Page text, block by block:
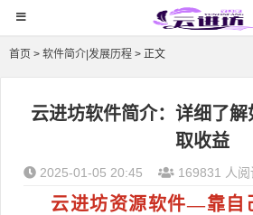
首页 > 软件简介|发展历程 > 正文
云进坊软件简介：详细了
取收益
2025-01-05 20:45 169831 人阅
云进坊资源软件—靠自